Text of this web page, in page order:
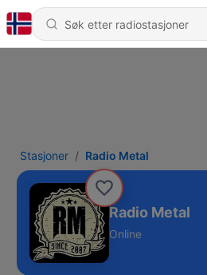
Stasjoner Radio Metal
Radio Metal
Online